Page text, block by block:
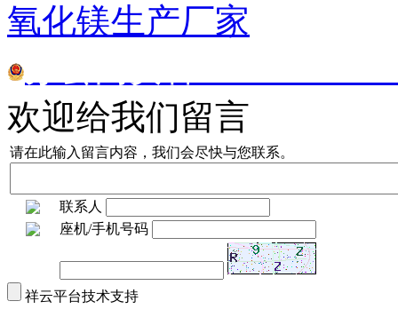
氧化镁生产厂家
欢迎给我们留言
请在此输入留言内容，我们会尽快与您联系。
联系人
座机/手机号码
祥云平台技术支持